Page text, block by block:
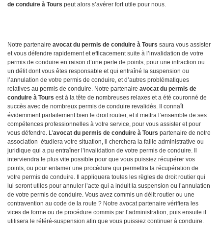
de conduire à Tours peut alors s’avérer fort utile pour nous.
Notre partenaire avocat du permis de conduire à Tours saura vous assister
et vous défendre rapidement et efficacement suite à l’invalidation de votre
permis de conduire en raison d’une perte de points, pour une infraction ou
un délit dont vous êtes responsable et qui entraîné la suspension ou
l’annulation de votre permis de conduire, et d’autres problématiques
relatives au permis de conduire. Notre partenaire avocat du permis de
conduire à Tours est à la tête de nombreuses relaxes et a été couronné de
succès avec de nombreux permis de conduire revalidés. Il connaît
évidemment parfaitement bien le droit routier, et il mettra l’ensemble de ses
compétences professionnelles à votre service, pour vous assister et pour
vous défendre. L’avocat du permis de conduire à Tours partenaire de notre
association étudiera votre situation, il cherchera la faille administrative ou
juridique qui a pu entraîner l’invalidation de votre permis de conduire. Il
interviendra le plus vite possible pour que vous puissiez récupérer vos
points, ou pour entamer une procédure qui permettra la récupération de
votre permis de conduire. Il appliquera toutes les règles de droit routier qui
lui seront utiles pour annuler l’acte qui a induit la suspension ou l’annulation
de votre permis de conduire. Vous avez commis un délit routier ou une
contravention au code de la route ? Notre avocat partenaire vérifiera les
vices de forme ou de procédure commis par l’administration, puis ensuite il
utilisera le référé-suspension afin que vous puissiez continuer à conduire.